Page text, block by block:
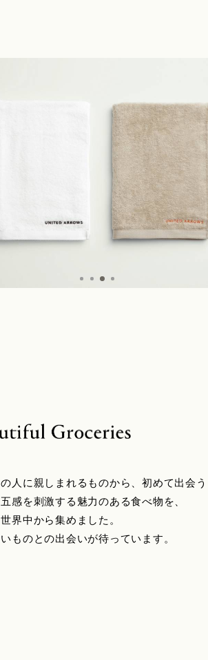
人に親しまれるものから、初めて出会う
感を刺激する魅力のある食べ物を、
界中から集めました。
ものとの出会いが待っています。